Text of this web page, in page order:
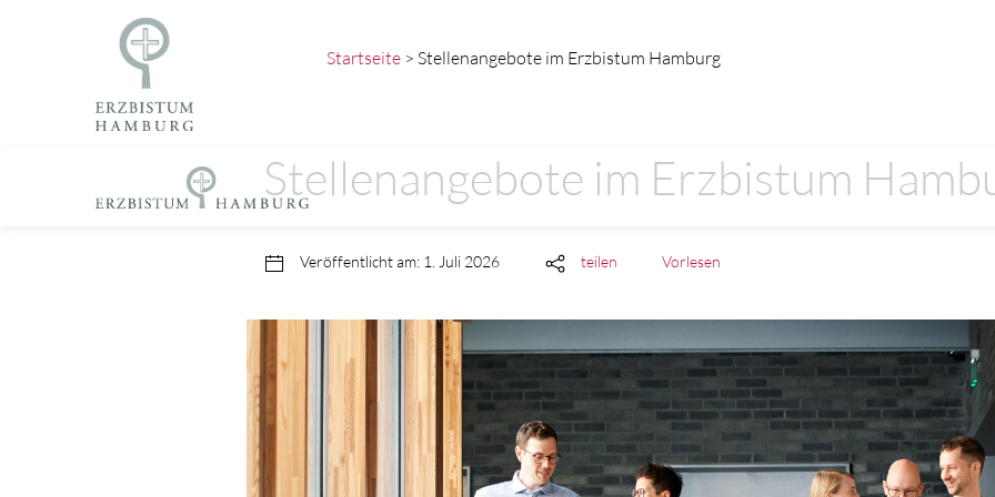
Startseite > Stellenangebote im Erzbistum Hamburg
Stellenangebote im Erzbistum
Veröffentlicht am: 1. Juli 2026 teilen Vorlesen